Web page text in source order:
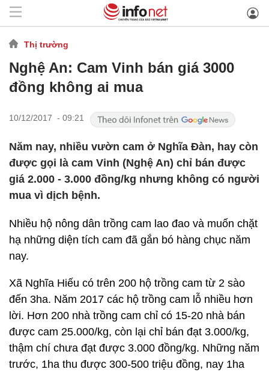
Thị trường
Nghệ An: Cam Vinh bán giá 3000
đồng không ai mua
10/12/2017 - 09:21
Năm nay, nhiều vườn cam ở Nghĩa Đàn, hay còn
được gọi là cam Vinh (Nghệ An) chỉ bán được
giá 2.000 - 3.000 đồng/kg nhưng không có người
mua vì dịch bệnh.
Nhiều hộ nông dân trồng cam lao đao và muốn chặt
hạ những diện tích cam đã gắn bó hàng chục năm
nay.
Xã Nghĩa Hiếu có trên 200 hộ trồng cam từ 2 sào
đến 3ha. Năm 2017 các hộ trồng cam lỗ nhiều hơn
lời. Hơn 200 nhà trồng cam chỉ có 15-20 nhà bán
được cam 25.000/kg, còn lại chỉ bán đạt 3.000/kg,
thậm chí chưa đạt được 3.000 đồng/kg. Những năm
trước, 1ha thu được 300-500 triệu đồng, nay 1ha